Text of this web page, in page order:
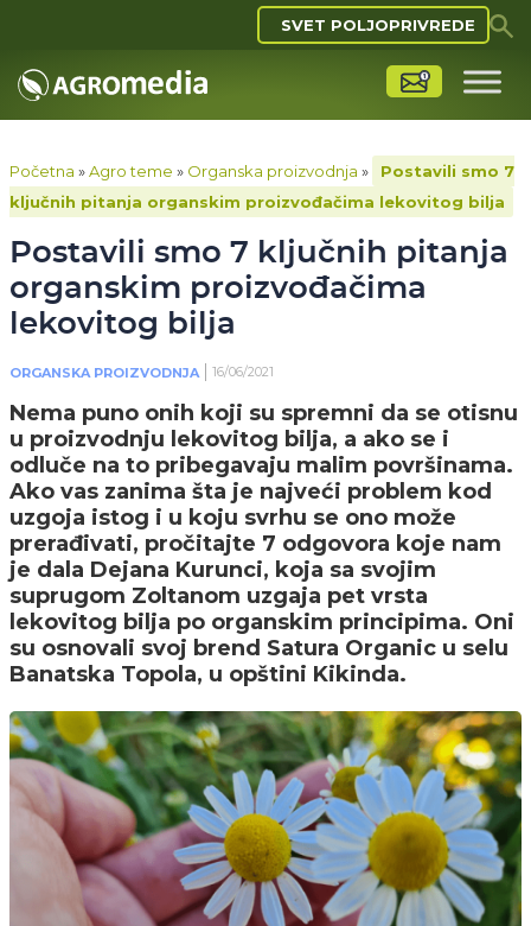
SVET POLJOPRIVREDE
Početna »Agro teme » Organska proizvodnja »
Postavili smo 7
ključnih pitanja organskim proizvođačima lekovitog bilja
Postavili smo 7 ključnih pitanja
organskim proizvođačima
lekovitog bilja
ORGANSKA PROIZVODNJA 16/06/2021
Nema puno onih koji su spremni da se otisnu
u proizvodnju lekovitog bilja, a ako se i
odluče na to pribegavaju malim površinama.
Ako vas zanima šta je najveći problem kod
uzgoja istog i u koju svrhu se ono može
prerađivati, pročitajte 7 odgovora koje nam
je dala Dejana Kurunci, koja sa svojim
suprugom Zoltanom uzgaja pet vrsta
lekovitog bilja po organskim principima. Oni
su osnovali svoj brend Satura Organic u selu
Banatska Topola, u opštini Kikinda.